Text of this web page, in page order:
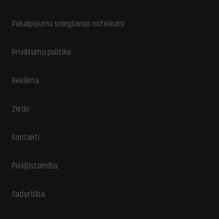
Pakalpojumu sniegšanas noteikumi
Privātuma politika
Reklāma
Ziedo
Kontakti
Piekļūstamība
Sadarbība